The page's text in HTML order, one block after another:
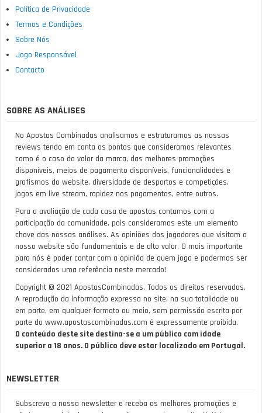
Política de Privacidade
Termos e Condições
Sobre Nós
Jogo Responsável
Contacto
SOBRE AS ANÁLISES
No Apostas Combinadas analisamos e estruturamos as nossas
reviews tendo em conta os pontos que consideramos relevantes
como é o caso do valor da marca, das melhores promoções
disponíveis, meios de pagamento disponíveis, funcionalidades e
grafismos do website, diversidade de desportos e competições,
jogos em live stream, rapidez nos pagamentos, entre outros.
Para a avaliação de cada casa de apostas contamos com a
participação da comunidade, pois consideramos este um elemento
chave das nossas análises. As opiniões dos jogadores que visitam o
nosso website são fundamentais e de alto valor. O mais importante
para nós é poder contar com a opinião de quem joga e podermos ser
considerados uma referência neste mercado!
Copyright © 2021 ApostasCombinadas. Todos os direitos reservados.
A reprodução da informação expressa no site, na sua totalidade ou
em parte, em qualquer formato ou meio, sem permissão escrita por
parte do www.apostascombinadas.com é expressamente proibida.
O conteúdo deste site destina-se a um público com idade
superior a 18 anos. O público deve estar localizado em Portugal.
NEWSLETTER
Subscreva a nossa newsletter e receba as melhores promoções e